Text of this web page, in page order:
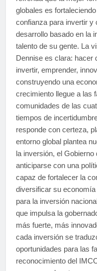
globales es
confianza para invertir y
desarrollo basado en la
talento de su gente. La
Dennise es clara: hacer
invertir, emprender,
construyendo una
crecimiento llegue a las
comunidades de las
tiempos de
responde con certeza,
entorno global plantea
la inversión, el
anticiparse con una
capaz de fortalecer la
diversificar su
para la inversión
que impulsa la
más fuerte, más
cada inversión se
oportunidades para las
reconocimiento del